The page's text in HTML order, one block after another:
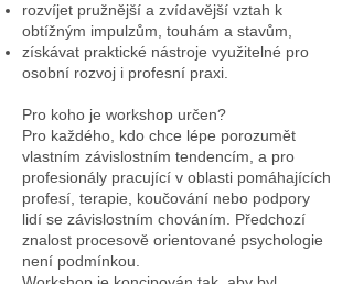
rozvíjet pružnější a zvídavější vztah k
obtížným impulzům, touhám a stavům,
získávat praktické nástroje využitelné pro
osobní rozvoj i profesní praxi.
Pro koho je workshop určen?
Pro každého, kdo chce lépe porozumět
vlastním závislostním tendencím, a pro
profesionály pracující v oblasti pomáhajících
profesí, terapie, koučování nebo podpory
lidí se závislostním chováním. Předchozí
znalost procesově orientované psychologie
není podmínkou.